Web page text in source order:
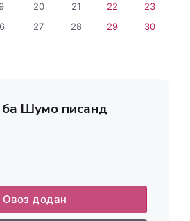
20 21 22
23
27 28 29
30
Шумо писанд
Овоз додан